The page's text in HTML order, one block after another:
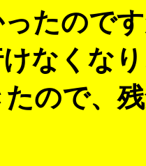
たので
なくな
ので、